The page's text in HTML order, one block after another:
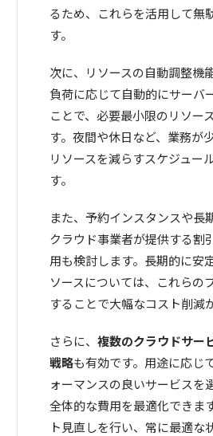
るため、これらを活用して無
す。
次に、リソースの自動調整機
負荷に応じて自動的にサーバ
ことで、必要最小限のリソー
す。夜間や休日など、業務が
リソースを減らすスケジュー
す。
また、予約インスタンスや長
クラウド事業者が提供する割
用も検討します。長期的に安
ソースについては、これらの
することで大幅なコスト削減
さらに、複数のクラウドサー
戦略も有効です。用途に応じ
ォーマンスの良いサービスを
全体的な費用を最適化できま
ト見直しを行い、常に最適な